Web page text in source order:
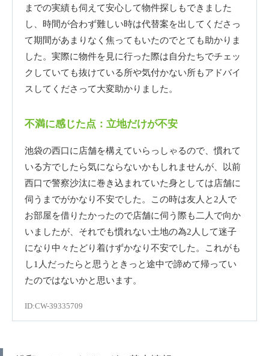
までの実績も伺えて安心して物件探しもできました
し、時間が合わず難しい時は代替案を出してくださっ
て期間があまりなく焦ってもいたのでとても助かりま
した。実際に物件を見に行った際は自分たちでチェッ
クしていても抜けている所や気付かない所もアドバイ
スしてくださって大変助かりました。
不満に感じた点：立地だけが不安
池袋の西口に店舗を構えていらっしゃるので、慣れて
いる方でしたら気にならないかもしれませんが、以前
西口で警察沙汰に巻き込まれていた身としては店舗に
伺うまでがかなり不安でした。この時は友人と2人で
お部屋を借りたかったので店舗に伺う際も二人で向か
いましたが、それでも慣れない土地の為2人して迷子
になり中々たどり着けずかなり不安でした。これがも
し1人だったらと思うときっと途中で諦めて帰ってい
たのではないかと思います。
ID:CW-39335709